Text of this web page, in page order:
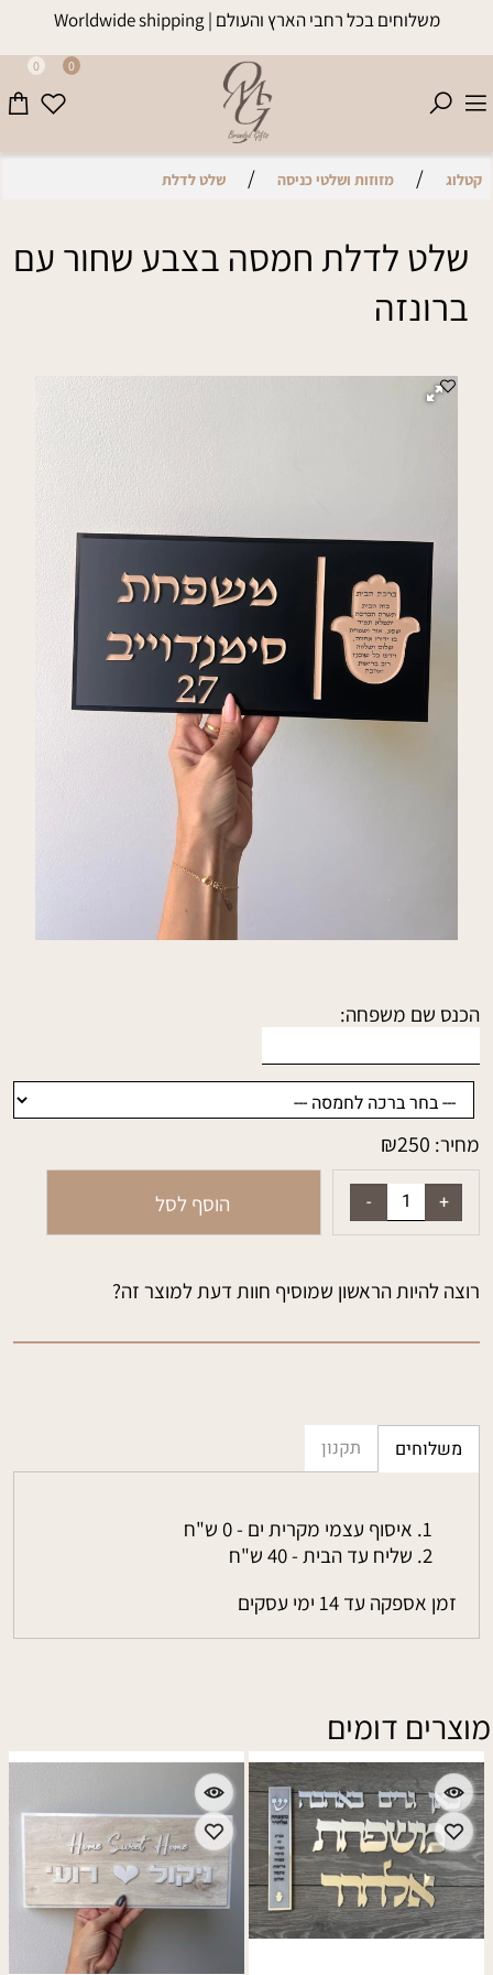
משלוחים בכל רחבי הארץ והעולם | Worldwide shipping
0 0
קטלוג / מזוזות ושלטי כניסה / שלט לדלת
שלט לדלת חמסה בצבע שחור עם
ברונזה
הכנס שם משפחה:
מחיר: ₪250
הוסף לסל
רוצה להיות הראשון שמוסיף חוות דעת למוצר זה?
משלוחים תקנון
איסוף עצמי מקרית ים - 0 ש"ח
שליח עד הבית - 40 ש"ח
זמן אספקה עד 14 ימי עסקים
מוצרים דומים